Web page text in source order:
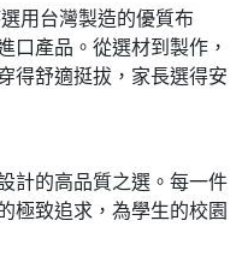
用台灣製造的優質布
口產品。從選材到製作，
得舒適挺拔，家長選得安
計的高品質之選。每一件
極致追求，為學生的校園